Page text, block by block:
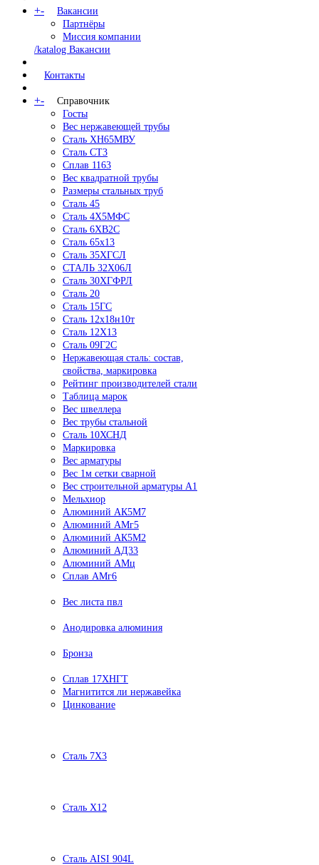
+-
Вакансии
Партнёры
Миссия компании
/katalog Вакансии
Контакты
+-
Справочник
Госты
Вес нержавеющей трубы
Сталь ХН65МВУ
Сталь СТ3
Сплав 1163
Вес квадратной трубы
Размеры стальных труб
Сталь 45
Сталь 4Х5МФС
Сталь 6ХВ2С
Сталь 65х13
Сталь 35ХГСЛ
СТАЛЬ 32Х06Л
Сталь 30ХГФРЛ
Сталь 20
Сталь 15ГС
Сталь 12х18н10т
Сталь 12Х13
Сталь 09Г2С
Нержавеющая сталь: состав,
свойства, маркировка
Рейтинг производителей стали
Таблица марок
Вес швеллера
Вес трубы стальной
Сталь 10ХСНД
Маркировка
Вес арматуры
Вес 1м сетки сварной
Вес строительной арматуры А1
Мельхиор
Алюминий АК5М7
Алюминий АМг5
Алюминий АК5М2
Алюминий АД33
Алюминий АМц
Сплав АМг6
Вес листа пвл
Анодировка алюминия
Бронза
Сплав 17ХНГТ
Магнитится ли нержавейка
Цинкование
Сталь 7Х3
Сталь Х12
Сталь AISI 904L